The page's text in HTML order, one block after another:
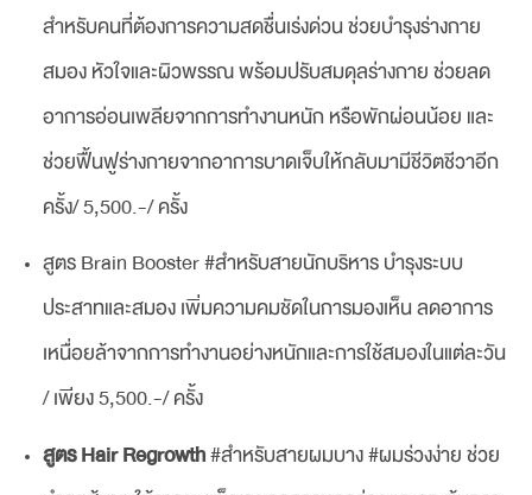
สำหรับคนที่ต้องการความสดชื่นเร่งด่วน ช่วยบำรุงร่างกาย
สมอง หัวใจและผิวพรรณ พร้อมปรับสมดุลร่างกาย ช่วยลด
อาการอ่อนเพลียจากการทำงานหนัก หรือพักผ่อนน้อย และ
ช่วยฟื้นฟูร่างกายจากอาการบาดเจ็บให้กลับมามีชีวิตชีวาอีก
ครั้ง/ 5,500.-/ ครั้ง
สูตร Brain Booster #สำหรับสายนักบริหาร บำรุงระบบ
ประสาทและสมอง เพิ่มความคมชัดในการมองเห็น ลดอาการ
เหนื่อยล้าจากการทำงานอย่างหนักและการใช้สมองในแต่ละวัน
/ เพียง 5,500.-/ ครั้ง
สูตร Hair Regrowth#สำหรับสายผมบาง #ผมร่วงง่าย ช่วย